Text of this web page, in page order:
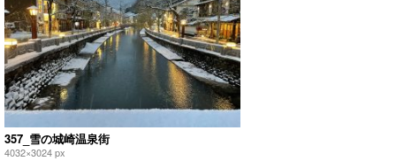
357_雪の城崎温泉街
4032×3024 px